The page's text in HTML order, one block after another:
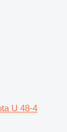
U 48-4